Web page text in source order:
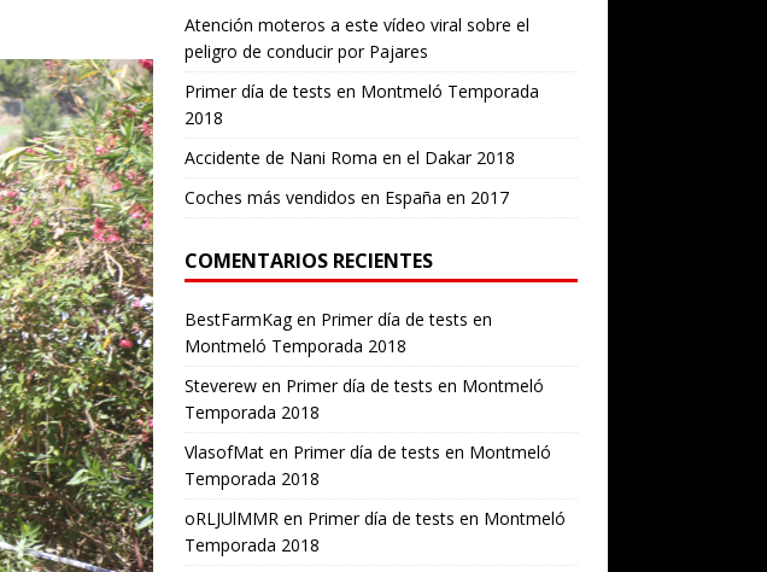
Atención moteros a este vídeo viral sobre el
peligro de conducir por Pajares
Primer día de tests en Montmeló Temporada
2018
Accidente de Nani Roma en el Dakar 2018
Coches más vendidos en España en 2017
COMENTARIOS RECIENTES
BestFarmKagen Primer día de tests en
Montmeló Temporada 2018
Steverewen Primer día de tests en Montmeló
Temporada 2018
VlasofMaten Primer día de tests en Montmeló
Temporada 2018
oRLJUlMMRen Primer día de tests en Montmeló
Temporada 2018